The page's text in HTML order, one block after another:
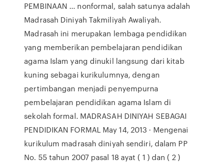
PEMBINAAN … nonformal, salah satunya adalah
Madrasah Diniyah Takmiliyah Awaliyah.
Madrasah ini merupakan lembaga pendidikan
yang memberikan pembelajaran pendidikan
agama Islam yang dinukil langsung dari kitab
kuning sebagai kurikulumnya, dengan
pertimbangan menjadi penyempurna
pembelajaran pendidikan agama Islam di
sekolah formal. MADRASAH DINIYAH SEBAGAI
PENDIDIKAN FORMAL May 14, 2013 · Mengenai
kurikulum madrasah diniyah sendiri, dalam PP
No. 55 tahun 2007 pasal 18 ayat ( 1 ) dan ( 2 )